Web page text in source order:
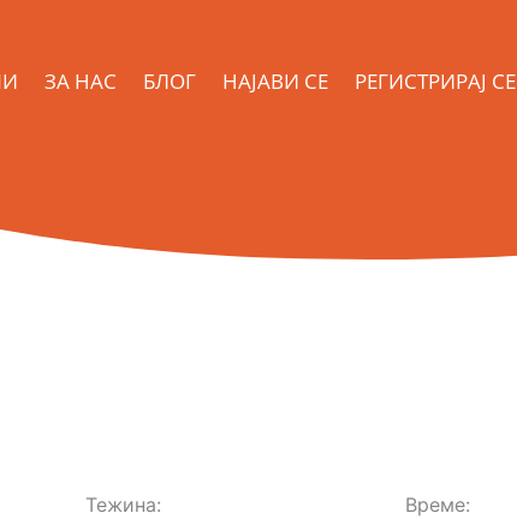
ЗА НАС БЛОГ НАЈАВИ СЕ РЕГИСТРИРАЈ СЕ
Teжина:
Време: